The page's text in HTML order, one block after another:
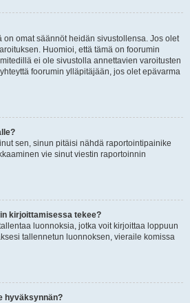
omat säännöt heidän sivustollensa. Jos olet
Huomioi, että tämä on foorumin
ei ole sivustolla annettavien varoitusten
foorumin ylläpitäjään, jos olet epävarma
sen, sinun pitäisi nähdä raportointipainike
vie sinut viestin raportoinnin
kirjoittamisessa tekee?
luonnoksia, jotka voit kirjoittaa loppuun
tallennetun luonnoksen, vieraile komissa
hyväksynnän?